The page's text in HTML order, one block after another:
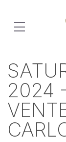
2024